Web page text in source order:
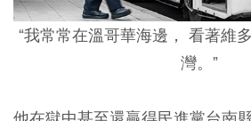
“我常常在溫哥華海邊， 看著維
灣。”